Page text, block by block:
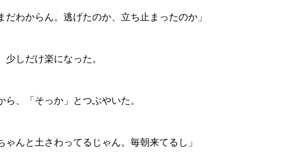
わからん。逃げたのか、立ち止まったのか」
少しだけ楽になった。
ら、「そっか」とつぶやいた。
ゃんと土さわってるじゃん。毎朝来てるし」